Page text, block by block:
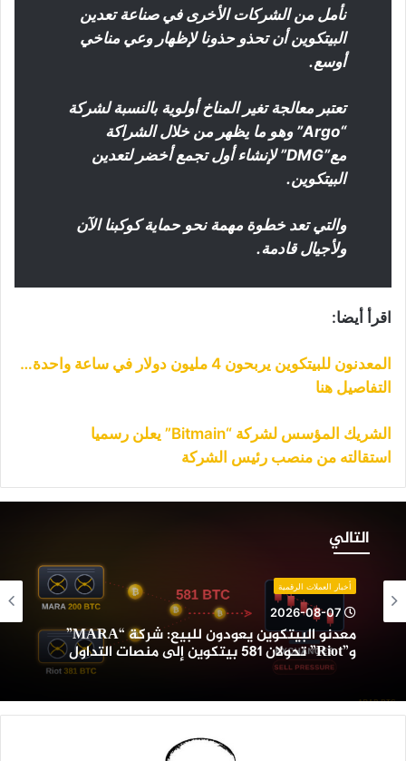
نأمل من الشركات الأخرى في صناعة تعدين
البيتكوين أن تحذو حذونا لإظهار وعي مناخي
أوسع.
تعتبر معالجة تغير المناخ أولوية بالنسبة لشركة
“Argo” وهو ما يظهر من خلال الشراكة
مع”DMG” لإنشاء أول تجمع أخضر لتعدين
البيتكوين.
والتي تعد خطوة مهمة نحو حماية كوكبنا الآن
ولأجيال قادمة.
اقرأ أيضا:
المعدنون للبيتكوين يربحون 4 مليون دولار في ساعة واحدة…
التفاصيل هنا
الشريك المؤسس لشركة “Bitmain” يعلن رسميا
استقالته من منصب رئيس الشركة
التاليالبيتكوين
شركة
إلى
منصات
أخبار العملات الرقمية
2026-08-07
معدنو البيتكوين يعودون للبيع: شركة “MARA”
و”Riot” تحولان 581 بيتكوين إلى منصات التداول